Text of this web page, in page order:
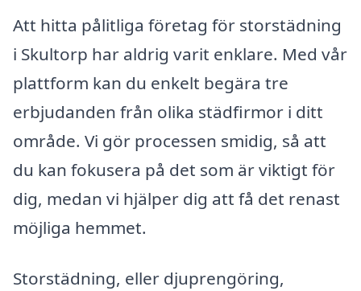
Att hitta pålitliga företag för storstädning
i Skultorp har aldrig varit enklare. Med vår
plattform kan du enkelt begära tre
erbjudanden från olika städfirmor i ditt
område. Vi gör processen smidig, så att
du kan fokusera på det som är viktigt för
dig, medan vi hjälper dig att få det renast
möjliga hemmet.
Storstädning, eller djuprengöring,